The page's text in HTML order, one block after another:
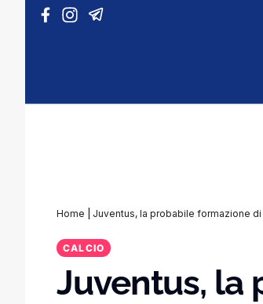
Vai al contenuto
Home Juventus, la probabile formazione
CALCIO
Juventus, la